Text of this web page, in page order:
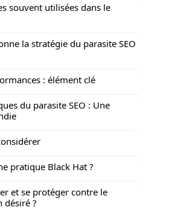
souvent utilisées dans le
la stratégie du parasite SEO
: élément clé
du parasite SEO : Une
pratique Black Hat ?
et se protéger contre le
désiré ?